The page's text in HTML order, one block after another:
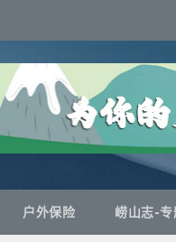
户外保险 崂山志-专